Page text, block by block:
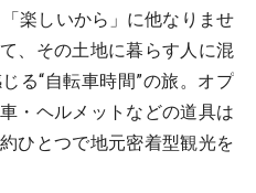
楽しいから」に他なりませ
、その土地に暮らす人に混
る“自転車時間”の旅。オプ
・ヘルメットなどの道具は
ひとつで地元密着型観光を